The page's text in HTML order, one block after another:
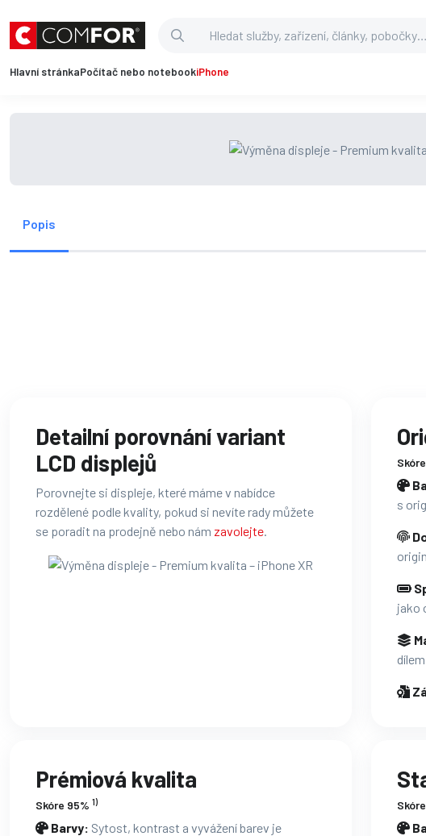
Hlavní stránkaPočítač nebo notebookiPhone
Popis
Detailní porovnání variant
LCD displejů
Porovnejte si displeje, které máme v nabídce
rozdělené podle kvality, pokud si nevíte rady můžete
se poradit na prodejně nebo nám zavolejte.
s
jako
Prémiová kvalita
Skóre 95% 1)
Barvy: Sytost, kontrast a vyvážení barev je